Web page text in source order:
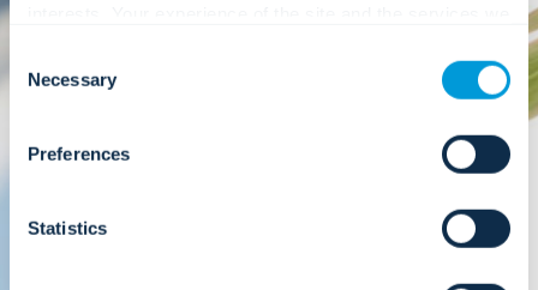
cookies. Click "Show details" below for more information
about who we share your information with.
Selection
Necessary
Preferences
Statistics
componentes esenciales del éxito a largo plazo.
nuestros valores y nuestra visión de futuro.